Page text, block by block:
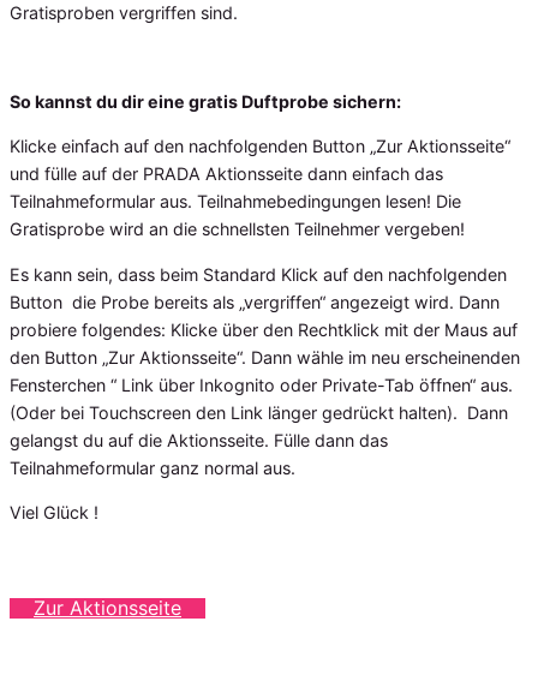
Gratisproben vergriffen sind.
So kannst du dir eine gratis Duftprobe sichern:
Klicke einfach auf den nachfolgenden Button „Zur Aktionsseite“
und fülle auf der PRADA Aktionsseite dann einfach das
Teilnahmeformular aus. Teilnahmebedingungen lesen! Die
Gratisprobe wird an die schnellsten Teilnehmer vergeben!
Es kann sein, dass beim Standard Klick auf den nachfolgenden
Button die Probe bereits als „vergriffen“ angezeigt wird. Dann
probiere folgendes: Klicke über den Rechtklick mit der Maus auf
den Button „Zur Aktionsseite“. Dann wähle im neu erscheinenden
Fensterchen “ Link über Inkognito oder Private-Tab öffnen“ aus.
(Oder bei Touchscreen den Link länger gedrückt halten). Dann
gelangst du auf die Aktionsseite. Fülle dann das
Teilnahmeformular ganz normal aus.
Viel Glück !
Zur Aktionsseite